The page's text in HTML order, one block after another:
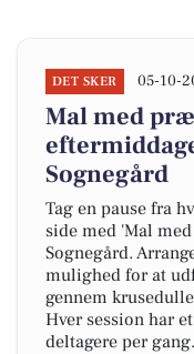
DET SKER 05-10-
Mal med
Sognegård
Tag en pause fra
side med 'Mal
Sognegård.
mulighed for at
gennem
Hver session har
deltagere per gang.